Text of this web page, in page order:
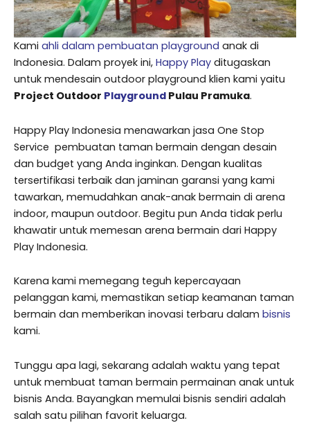
Kami ahli dalam pembuatan playground anak di
Indonesia. Dalam proyek ini, Happy Play ditugaskan
untuk mendesain outdoor playground klien kami yaitu
Project Outdoor Playground Pulau Pramuka.
Happy Play Indonesia menawarkan jasa One Stop
Service pembuatan taman bermain dengan desain
dan budget yang Anda inginkan. Dengan kualitas
tersertifikasi terbaik dan jaminan garansi yang kami
tawarkan, memudahkan anak-anak bermain di arena
indoor, maupun outdoor. Begitu pun Anda tidak perlu
khawatir untuk memesan arena bermain dari Happy
Play Indonesia.
Karena kami memegang teguh kepercayaan
pelanggan kami, memastikan setiap keamanan taman
bermain dan memberikan inovasi terbaru dalam bisnis
kami.
Tunggu apa lagi, sekarang adalah waktu yang tepat
untuk membuat taman bermain permainan anak untuk
bisnis Anda. Bayangkan memulai bisnis sendiri adalah
salah satu pilihan favorit keluarga.